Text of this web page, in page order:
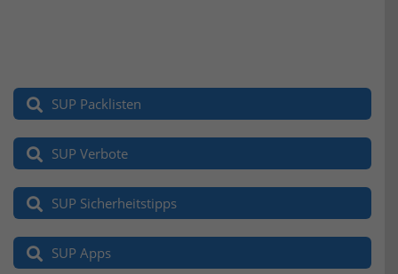
SUP Packlisten
SUP Verbote
SUP Sicherheitstipps
SUP Apps